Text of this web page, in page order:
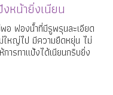
หน้ายิ่งเนียน
อ ฟองน้ำที่มีรูพรุนละเอียด
ใหญ่ไป มีความยืดหยุ่น ไม่
ารทาแป้งได้เนียนกริบยิ่ง